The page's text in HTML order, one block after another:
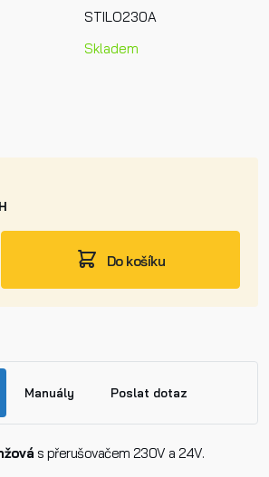
STILO230A
Skladem
Do košíku
Manuály Poslat dotaz
s přerušovačem 230V a 24V.